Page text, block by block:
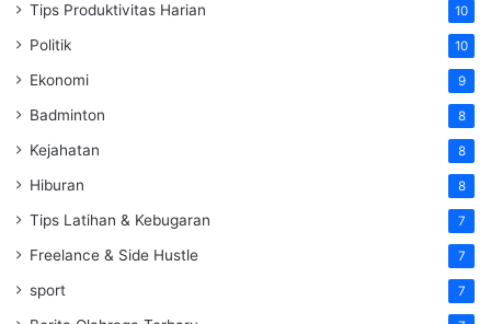
Tips Produktivitas Harian 10
Politik 10
Ekonomi 9
Badminton 8
Kejahatan 8
Hiburan 8
Tips Latihan & Kebugaran 7
Freelance & Side Hustle 7
sport 7